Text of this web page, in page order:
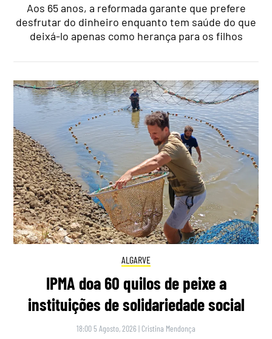
Aos 65 anos, a reformada garante que prefere
desfrutar do dinheiro enquanto tem saúde do que
deixá-lo apenas como herança para os filhos
ALGARVE
IPMA doa 60 quilos de peixe a
instituições de solidariedade social
18:00 5 Agosto, 2026 | Cristina Mendonça